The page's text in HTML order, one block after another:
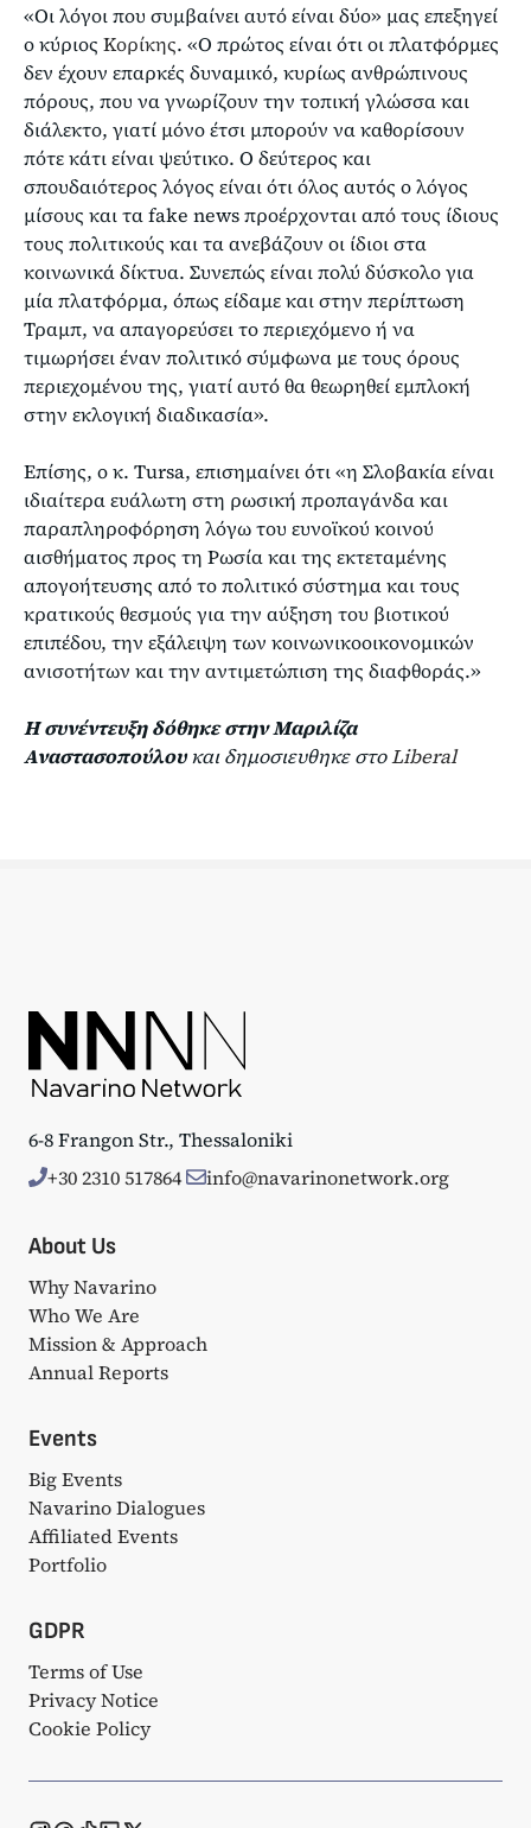
«Οι λόγοι που συμβαίνει αυτό είναι δύο» μας επεξηγεί
ο κύριος Κορίκης. «Ο πρώτος είναι ότι οι πλατφόρμες
δεν έχουν επαρκές δυναμικό, κυρίως ανθρώπινους
πόρους, που να γνωρίζουν την τοπική γλώσσα και
διάλεκτο, γιατί μόνο έτσι μπορούν να καθορίσουν
πότε κάτι είναι ψεύτικο. Ο δεύτερος και
σπουδαιότερος λόγος είναι ότι όλος αυτός ο λόγος
μίσους και τα fake news προέρχονται από τους ίδιους
τους πολιτικούς και τα ανεβάζουν οι ίδιοι στα
κοινωνικά δίκτυα. Συνεπώς είναι πολύ δύσκολο για
μία πλατφόρμα, όπως είδαμε και στην περίπτωση
Τραμπ, να απαγορεύσει το περιεχόμενο ή να
τιμωρήσει έναν πολιτικό σύμφωνα με τους όρους
περιεχομένου της, γιατί αυτό θα θεωρηθεί εμπλοκή
στην εκλογική διαδικασία».
Επίσης, ο κ. Tursa, επισημαίνει ότι «η Σλοβακία είναι
ιδιαίτερα ευάλωτη στη ρωσική προπαγάνδα και
παραπληροφόρηση λόγω του ευνοϊκού κοινού
αισθήματος προς τη Ρωσία και της εκτεταμένης
απογοήτευσης από το πολιτικό σύστημα και τους
κρατικούς θεσμούς για την αύξηση του βιοτικού
επιπέδου, την εξάλειψη των κοινωνικοοικονομικών
ανισοτήτων και την αντιμετώπιση της διαφθοράς.»
Η συνέντευξη δόθηκε στην Μαριλίζα
Αναστασοπούλουκαι δημοσιευθηκε στοLiberal
6-8 Frangon Str., Thessaloniki
+30 2310 517864
info@navarinonetwork.org
About Us
Why Navarino
Who We Are
Mission & Approach
Annual Reports
Events
Big Events
Navarino Dialogues
Affiliated Events
Portfolio
GDPR
Terms of Use
Privacy Notice
Cookie Policy